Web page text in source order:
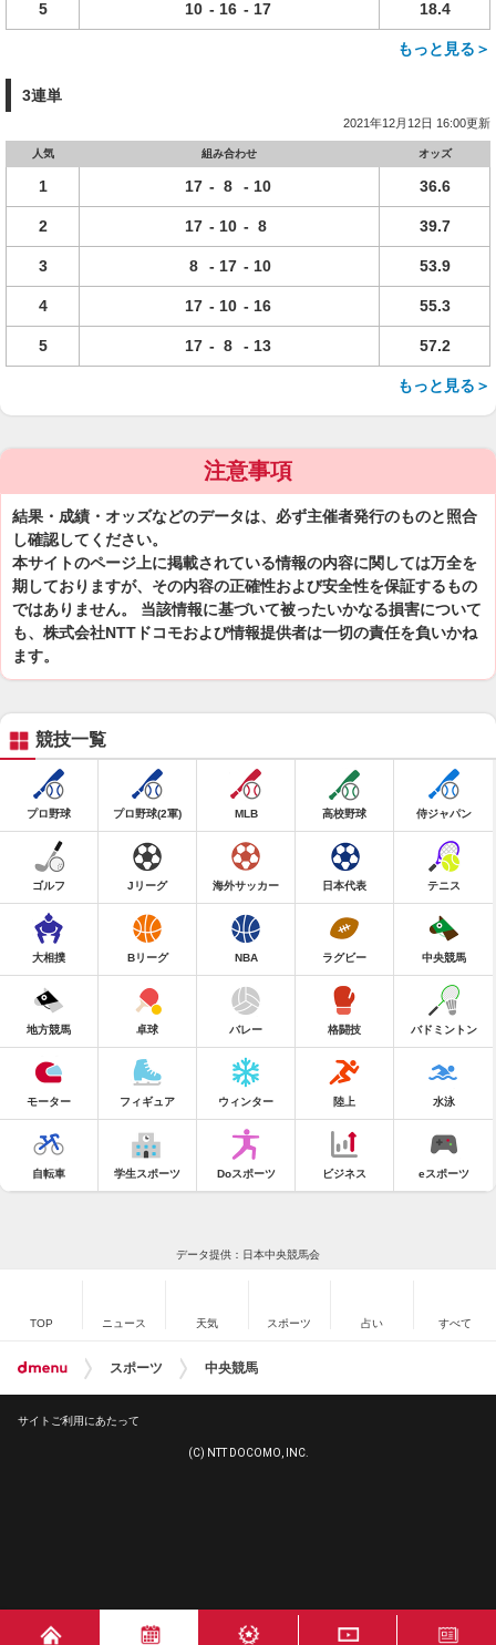
5 10 - 16 - 17 18.4
もっと見る＞
3連単
2021年12月12日 16:00更新
人気 組み合わせ オッズ
1 17 - 8 - 10 36.6
2 17 - 10 - 8 39.7
3 8 - 17 - 10 53.9
4 17 - 10 - 16 55.3
5 17 - 8 - 13 57.2
もっと見る＞
注意事項
結果・成績・オッズなどのデータは、必ず主催者発行のものと照合
し確認してください。
本サイトのページ上に掲載されている情報の内容に関しては万全を
期しておりますが、その内容の正確性および安全性を保証するもの
ではありません。 当該情報に基づいて被ったいかなる損害について
も、株式会社NTTドコモおよび情報提供者は一切の責任を負いかね
ます。
競技一覧
プロ野球 プロ野球(2軍) MLB 高校野球 侍ジャパン
ゴルフ Jリーグ 海外サッカー 日本代表 テニス
大相撲 Bリーグ NBA ラグビー 中央競馬
地方競馬 卓球 バレー 格闘技 バドミントン
モーター フィギュア ウィンター 陸上 水泳
自転車 学生スポーツ Doスポーツ ビジネス eスポーツ
データ提供：日本中央競馬会
TOP ニュース 天気 スポーツ 占い すべて
スポーツ 中央競馬
サイトご利用にあたって
(C) NTT DOCOMO, INC.